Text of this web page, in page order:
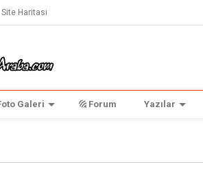
Site Haritası
Galeri Forum Yazılar